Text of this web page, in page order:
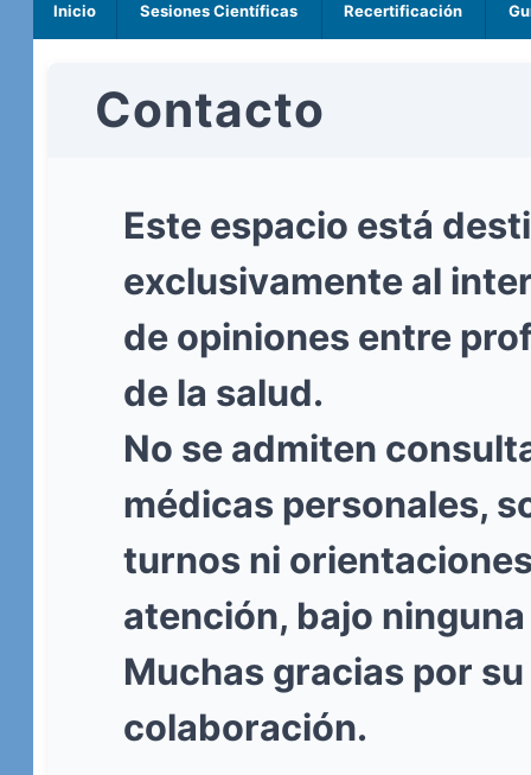
Inicio Sesiones Científicas Recertificación
Contacto
Este espacio está
exclusivamente al
de opiniones entre
de la salud.
No se admiten
médicas personales,
turnos ni
atención, bajo
Muchas gracias por su
colaboración.